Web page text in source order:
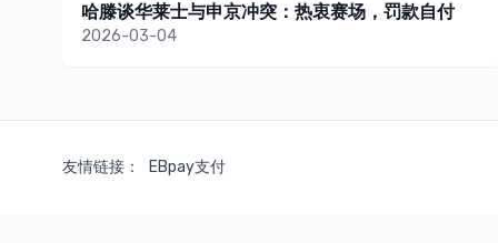
哈滕谈华莱士与申京冲突：热衷赛场，罚款自付
2026-03-04
友情链接： EBpay支付